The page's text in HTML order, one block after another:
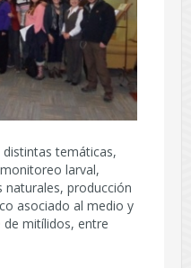
temáticas,
larval,
naturales, producción
asociado al medio y
de mitílidos, entre